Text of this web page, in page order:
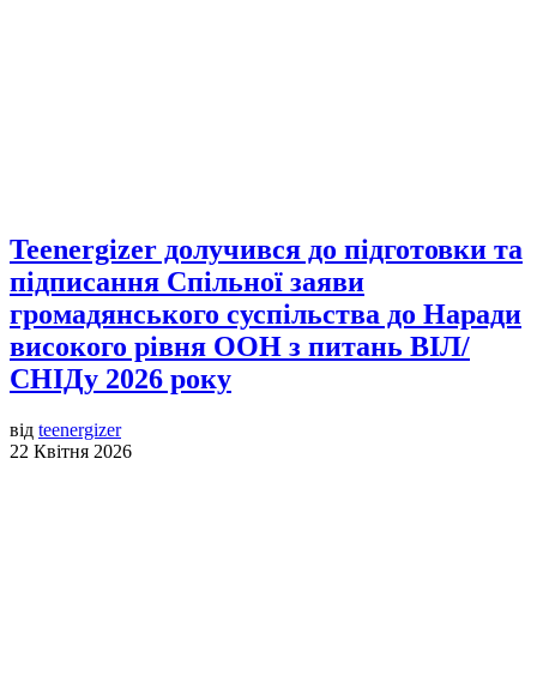
Teenergizer долучився до підготовки та
підписання Спільної заяви
громадянського суспільства до Наради
високого рівня ООН з питань ВІЛ/
СНІДу 2026 року
від teenergizer
22 Квітня 2026